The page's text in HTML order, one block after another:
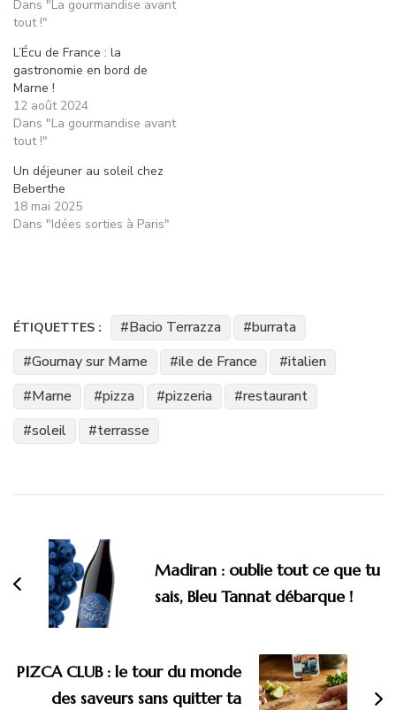
Dans "La gourmandise avant
tout !"
L’Écu de France : la
gastronomie en bord de
Marne !
12 août 2024
Dans "La gourmandise avant
tout !"
Un déjeuner au soleil chez
Beberthe
18 mai 2025
Dans "Idées sorties à Paris"
ÉTIQUETTES : Bacio Terrazza
burrata
Gournay sur Marne
ile de France
italien
Marne
pizza pizzeria
restaurant
soleil
terrasse
d'article
Madiran : oublie tout ce que tu
sais, Bleu Tannat débarque !
PIZCA CLUB : le tour du monde
des saveurs sans quitter ta